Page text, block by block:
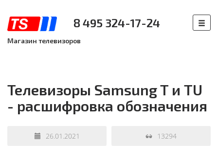
8 495 324-17-24
Магазин телевизоров
Телевизоры Samsung T и TU
- расшифровка обозначения
26.01.2021 13294